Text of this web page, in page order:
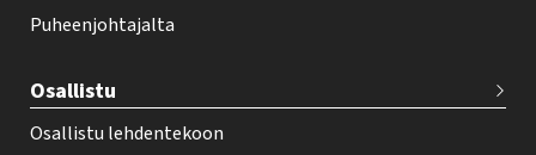
t
r
Puheenjohtajalta
Osallistu
Osallistu lehdentekoon